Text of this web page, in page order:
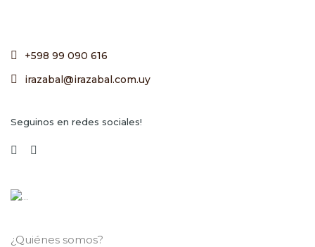
+598 99 090 616
irazabal@irazabal.com.uy
Seguinos en redes sociales!
¿Quiénes somos?